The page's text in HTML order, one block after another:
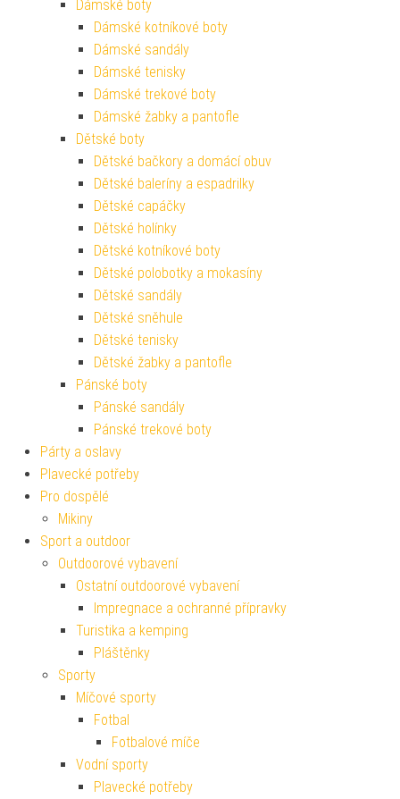
Dámské boty
Dámské kotníkové boty
Dámské sandály
Dámské tenisky
Dámské trekové boty
Dámské žabky a pantofle
Dětské boty
Dětské bačkory a domácí obuv
Dětské baleríny a espadrilky
Dětské capáčky
Dětské holínky
Dětské kotníkové boty
Dětské polobotky a mokasíny
Dětské sandály
Dětské sněhule
Dětské tenisky
Dětské žabky a pantofle
Pánské boty
Pánské sandály
Pánské trekové boty
Párty a oslavy
Plavecké potřeby
Pro dospělé
Mikiny
Sport a outdoor
Outdoorové vybavení
Ostatní outdoorové vybavení
Impregnace a ochranné přípravky
Turistika a kemping
Pláštěnky
Sporty
Míčové sporty
Fotbal
Fotbalové míče
Vodní sporty
Plavecké potřeby